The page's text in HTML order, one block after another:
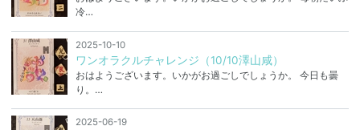
冷…
2025-10-10
ワンオラクルチャレンジ（10/10澤山咸）
おはようございます。いかがお過ごしでしょうか。 今日も曇
り。…
2025-06-19